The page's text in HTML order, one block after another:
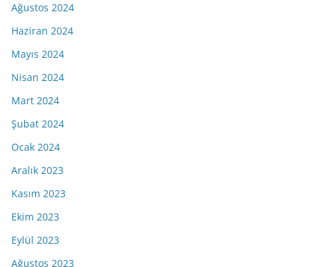
Ağustos 2024
Haziran 2024
Mayıs 2024
Nisan 2024
Mart 2024
Şubat 2024
Ocak 2024
Aralık 2023
Kasım 2023
Ekim 2023
Eylül 2023
Ağustos 2023